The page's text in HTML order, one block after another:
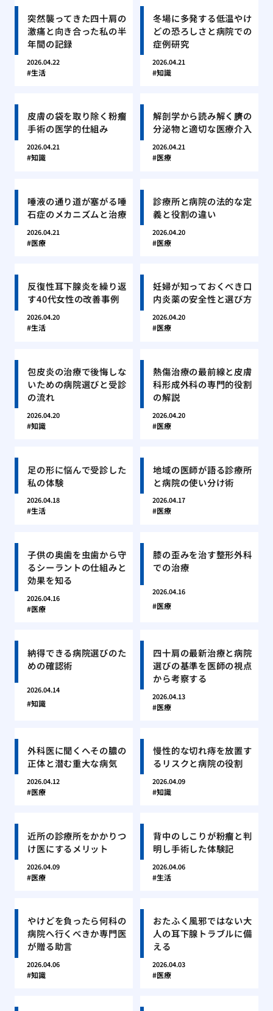
突然襲ってきた四十肩の
激痛と向き合った私の半
年間の記録
2026.04.22
生活
冬場に多発する低温やけ
どの恐ろしさと病院での
症例研究
2026.04.21
知識
皮膚の袋を取り除く粉瘤
手術の医学的仕組み
2026.04.21
知識
解剖学から読み解く臍の
分泌物と適切な医療介入
2026.04.21
医療
唾液の通り道が塞がる唾
石症のメカニズムと治療
2026.04.21
医療
診療所と病院の法的な定
義と役割の違い
2026.04.20
医療
反復性耳下腺炎を繰り返
す40代女性の改善事例
2026.04.20
生活
妊婦が知っておくべき口
内炎薬の安全性と選び方
2026.04.20
医療
包皮炎の治療で後悔しな
いための病院選びと受診
の流れ
2026.04.20
知識
熱傷治療の最前線と皮膚
科形成外科の専門的役割
の解説
2026.04.20
医療
足の形に悩んで受診した
私の体験
2026.04.18
生活
地域の医師が語る診療所
と病院の使い分け術
2026.04.17
医療
子供の奥歯を虫歯から守
るシーラントの仕組みと
効果を知る
2026.04.16
医療
膝の歪みを治す整形外科
での治療
2026.04.16
医療
納得できる病院選びのた
めの確認術
2026.04.14
知識
四十肩の最新治療と病院
選びの基準を医師の視点
から考察する
2026.04.13
医療
外科医に聞くへその膿の
正体と潜む重大な病気
2026.04.12
医療
慢性的な切れ痔を放置す
るリスクと病院の役割
2026.04.09
知識
近所の診療所をかかりつ
け医にするメリット
2026.04.09
医療
背中のしこりが粉瘤と判
明し手術した体験記
2026.04.06
生活
やけどを負ったら何科の
病院へ行くべきか専門医
が贈る助言
2026.04.06
知識
おたふく風邪ではない大
人の耳下腺トラブルに備
える
2026.04.03
医療